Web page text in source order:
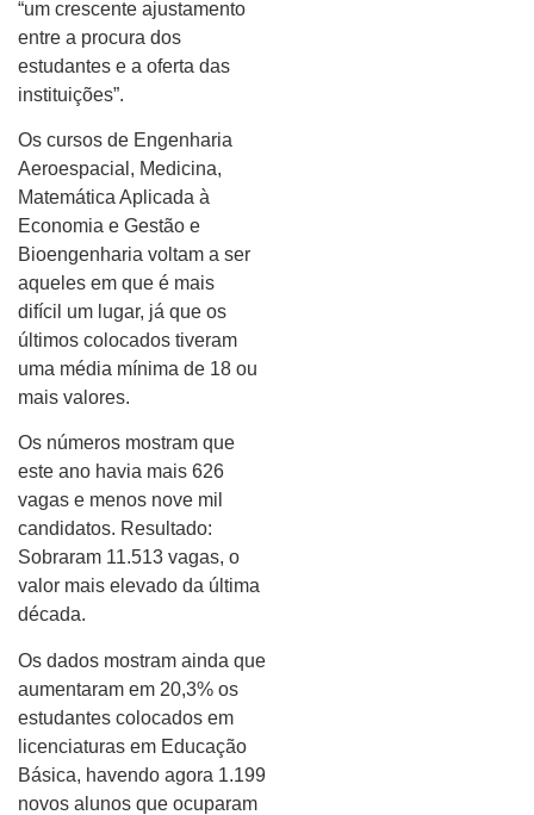
“um crescente ajustamento
entre a procura dos
estudantes e a oferta das
instituições”.
Os cursos de Engenharia
Aeroespacial, Medicina,
Matemática Aplicada à
Economia e Gestão e
Bioengenharia voltam a ser
aqueles em que é mais
difícil um lugar, já que os
últimos colocados tiveram
uma média mínima de 18 ou
mais valores.
Os números mostram que
este ano havia mais 626
vagas e menos nove mil
candidatos. Resultado:
Sobraram 11.513 vagas, o
valor mais elevado da última
década.
Os dados mostram ainda que
aumentaram em 20,3% os
estudantes colocados em
licenciaturas em Educação
Básica, havendo agora 1.199
novos alunos que ocuparam